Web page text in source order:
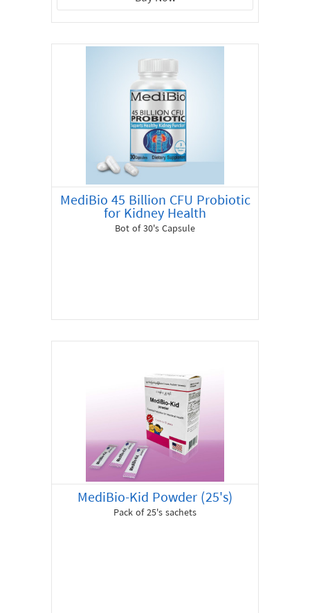
MediBio 45 Billion CFU Probiotic
for Kidney Health
Bot of 30's Capsule
MediBio-Kid Powder (25's)
Pack of 25's sachets